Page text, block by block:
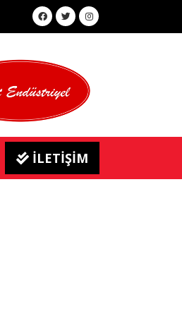
İLETİŞİM